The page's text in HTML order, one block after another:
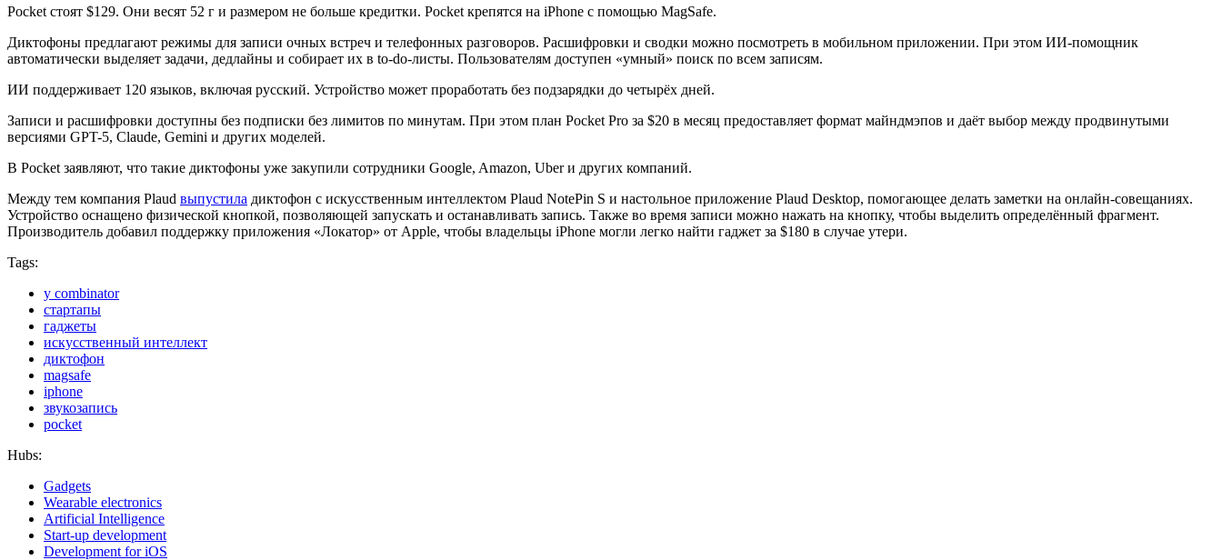
Pocket стоят $129. Они весят 52 г и размером не больше кредитки. Pocket крепятся на iPhone с помощью MagSafe.
Диктофоны предлагают режимы для записи очных встреч и телефонных разговоров. Расшифровки и сводки можно посмотреть в мобильном приложении. При этом ИИ-помощник
автоматически выделяет задачи, дедлайны и собирает их в to-do-листы. Пользователям доступен «умный» поиск по всем записям.
ИИ поддерживает 120 языков, включая русский. Устройство может проработать без подзарядки до четырёх дней.
Записи и расшифровки доступны без подписки без лимитов по минутам. При этом план Pocket Pro за $20 в месяц предоставляет формат майндмэпов и даёт выбор между продвинутыми
версиями GPT-5, Claude, Gemini и других моделей.
В Pocket заявляют, что такие диктофоны уже закупили сотрудники Google, Amazon, Uber и других компаний.
Между тем компания Plaud выпустила диктофон с искусственным интеллектом Plaud NotePin S и настольное приложение Plaud Desktop, помогающее делать заметки на онлайн-совещаниях.
Устройство оснащено физической кнопкой, позволяющей запускать и останавливать запись. Также во время записи можно нажать на кнопку, чтобы выделить определённый фрагмент.
Производитель добавил поддержку приложения «Локатор» от Apple, чтобы владельцы iPhone могли легко найти гаджет за $180 в случае утери.
Tags:
y combinator
стартапы
гаджеты
искусственный интеллект
диктофон
magsafe
iphone
звукозапись
pocket
Hubs:
Gadgets
Wearable electronics
Artificial Intelligence
Start-up development
Development for iOS